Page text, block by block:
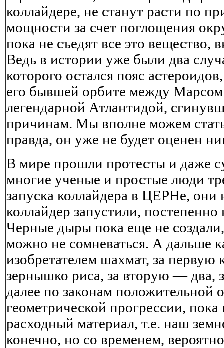
коллайдере, не станут расти по
мощности за счет поглощения
пока не съедят все это вещество,
Ведь в истории уже были два
которого остался пояс
его бывшей орбите между
легендарной Атлантидой,
причинам. Мы вполне можем
правда, он уже не будет оценен
В мире прошли протесты и даже
многие ученые и простые люди
запуска коллайдера в ЦЕРНе, они
коллайдер запустили,
Черные дыры пока еще не
можно не сомневаться. А дальше
изобретателем шахмат, за первую
зернышко риса, за вторую — два,
далее по законам положительной
геометрической прогрессии, пока
расходный материал, т.е. наш
конечно, но со временем,